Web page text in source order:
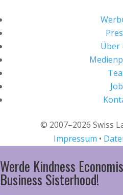
Über
© 2007–2026 Swiss
Impressum •
Werde Kindness
Business Sisterhood!